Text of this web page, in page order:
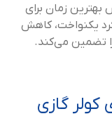
زمان برای
یکنواخت، کاهش
تضمین می‌کند.
کولر گازی